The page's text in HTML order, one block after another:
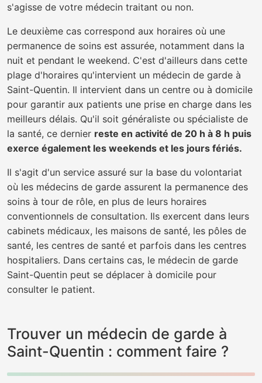
s'agisse de votre médecin traitant ou non.
Le deuxième cas correspond aux horaires où une
permanence de soins est assurée, notamment dans la
nuit et pendant le weekend. C'est d'ailleurs dans cette
plage d'horaires qu'intervient un médecin de garde à
Saint-Quentin. Il intervient dans un centre ou à domicile
pour garantir aux patients une prise en charge dans les
meilleurs délais. Qu'il soit généraliste ou spécialiste de
la santé, ce dernier reste en activité de 20 h à 8 h puis
exerce également les weekends et les jours fériés.
Il s'agit d'un service assuré sur la base du volontariat
où les médecins de garde assurent la permanence des
soins à tour de rôle, en plus de leurs horaires
conventionnels de consultation. Ils exercent dans leurs
cabinets médicaux, les maisons de santé, les pôles de
santé, les centres de santé et parfois dans les centres
hospitaliers. Dans certains cas, le médecin de garde
Saint-Quentin peut se déplacer à domicile pour
consulter le patient.
Trouver un médecin de garde à
Saint-Quentin : comment faire ?